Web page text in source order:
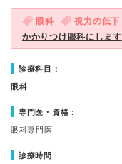
眼科 視力の低下
かかりつけ眼科にします
診療科目：
眼科
専門医・資格：
眼科専門医
診療時間